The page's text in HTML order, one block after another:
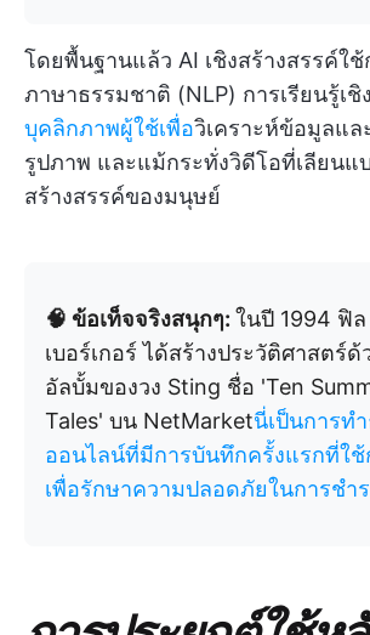
โดยพื้นฐานแล้ว AI เชิงสร้างสรรค์ใ
ภาษาธรรมชาติ (NLP) การเรียนรู้เชิ
บุคลิกภาพผู้ใช้เพื่อวิเคราะห์ข้อมูลแล
รูปภาพ และแม้กระทั่งวิดีโอที่เลียนแ
สร้างสรรค์ของมนุษย์
🧠 ข้อเท็จจริงสนุกๆ: ในปี 1994 ฟิ
เบอร์เกอร์ ได้สร้างประวัติศาสตร์
อัลบั้มของวง Sting ชื่อ 'Ten
Tales' บน NetMarketนี่เป็นการท
ออนไลน์ที่มีการบันทึกครั้งแรกที่ใช้
เพื่อรักษาความปลอดภัยในการชำร